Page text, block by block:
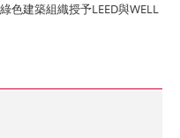
色建築組織授予LEED與WELL